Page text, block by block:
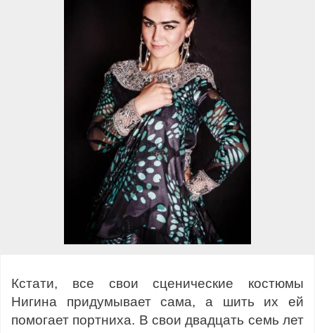
Кстати, все свои сценические костюмы
Нигина придумывает сама, а шить их ей
помогает портниха. В свои двадцать семь лет